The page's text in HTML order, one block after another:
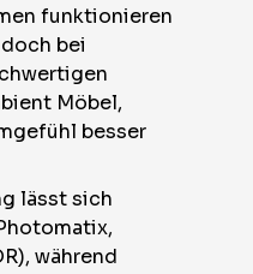
funktionieren
bei
Möbel,
besser
lässt sich
während